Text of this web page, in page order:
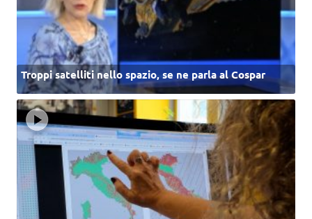
Troppi satelliti nello spazio, se ne parla al Cospar